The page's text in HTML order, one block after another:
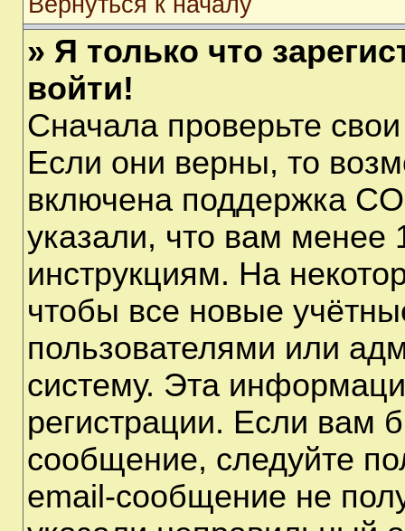
» Я только что
войти!
Сначала проверьте
Если они верны, то
включена поддержка
указали, что вам менее
инструкциям. На
чтобы все новые
пользователями или
систему. Эта
регистрации. Если вам
сообщение, следуйте
email-сообщение не